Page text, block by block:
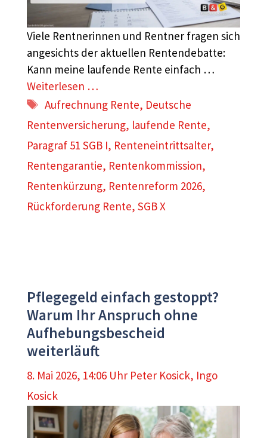
Viele Rentnerinnen und Rentner fragen sich
angesichts der aktuellen Rentendebatte:
Kann meine laufende Rente einfach …
Weiterlesen …
Schlagwörter
Aufrechnung Rente, Deutsche
Rentenversicherung, laufende Rente,
Paragraf 51 SGB I, Renteneintrittsalter,
Rentengarantie, Rentenkommission,
Rentenkürzung, Rentenreform 2026,
Rückforderung Rente, SGB X
Pflegegeld einfach gestoppt?
Warum Ihr Anspruch ohne
Aufhebungsbescheid
weiterläuft
8. Mai 2026, 14:06 Uhr Peter Kosick, Ingo
Kosick